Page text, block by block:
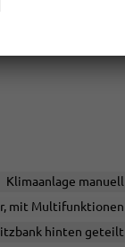
Klimaanlage manuell
mit Multifunktionen
hinten geteilt